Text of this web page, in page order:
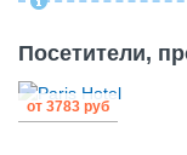
Посетители,
от 3783 руб